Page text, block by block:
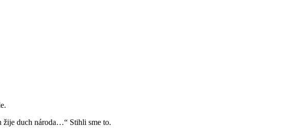
žije duch národa…“ Stihli sme to.